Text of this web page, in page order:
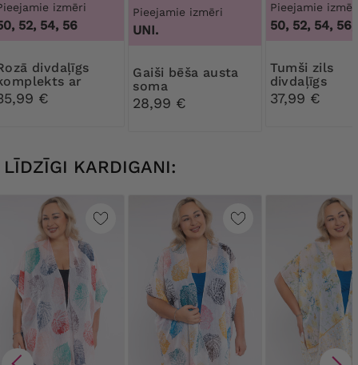
izmēri
52, 54, 56
ar
rakstu
€
Pieejamie izmēri
UNI.
Gaiši bēša austa
soma
28,99 €
Pieejamie
50, 52, 54,
Tumši zils
divdaļīgs
peldkostīms
ziliem
37,99 €
LĪDZĪGI KARDIGANI: